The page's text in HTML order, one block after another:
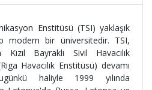
Enstitüsü (TSI) yaklaşık
modern bir üniversitedir. TSI,
Bayraklı Sivil Havacılık
Havacılık Enstitüsü) devamı
haliyle 1999 yılında